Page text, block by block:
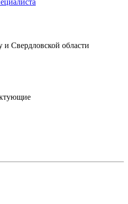
и Свердловской области